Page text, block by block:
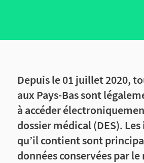
Depuis le 01 juillet 2020,
aux Pays-Bas sont
à accéder
dossier médical (DES).
qu’il contient sont
données conservées par